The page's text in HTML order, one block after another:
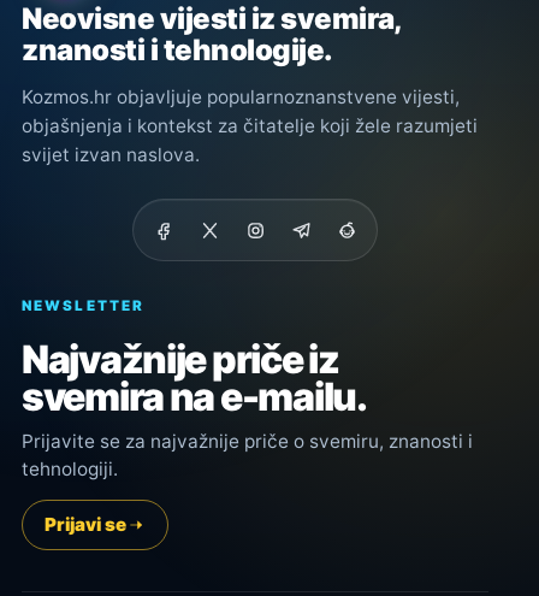
Neovisne vijesti iz svemira,
znanosti i tehnologije.
Kozmos.hr objavljuje popularnoznanstvene vijesti,
objašnjenja i kontekst za čitatelje koji žele razumjeti
svijet izvan naslova.
NEWSLETTER
Najvažnije priče iz
svemira na e-mailu.
Prijavite se za najvažnije priče o svemiru, znanosti i
tehnologiji.
Prijavi se